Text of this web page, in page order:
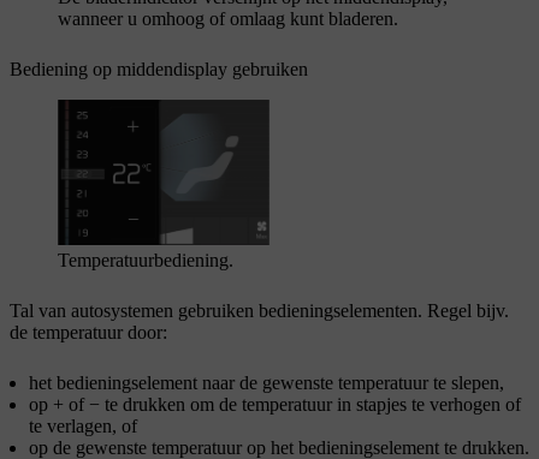
wanneer u omhoog of omlaag kunt bladeren.
Bediening op middendisplay gebruiken
Temperatuurbediening.
Tal van autosystemen gebruiken bedieningselementen. Regel bijv.
de temperatuur door:
het bedieningselement naar de gewenste temperatuur te slepen,
op + of − te drukken om de temperatuur in stapjes te verhogen of
te verlagen, of
op de gewenste temperatuur op het bedieningselement te drukken.